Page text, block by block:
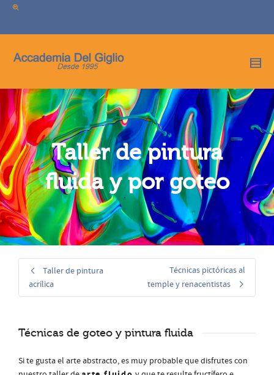
Taller de pintura
fluida y por goteo
Taller de pintura
acrílica
Técnicas pictóricas al
temple y renacentistas
Técnicas de goteo y pintura fluida
Si te gusta el arte abstracto, es muy probable que disfrutes con